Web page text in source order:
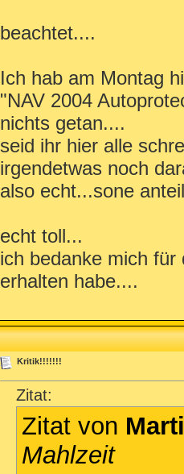
beachtet....
Ich hab am Montag
"NAV 2004
nichts getan....
seid ihr hier alle
irgendetwas noch
also echt...sone
echt toll...
ich bedanke mich
erhalten habe....
Kritik!!!!!!!
Zitat:
Zitat von
Mahlzeit